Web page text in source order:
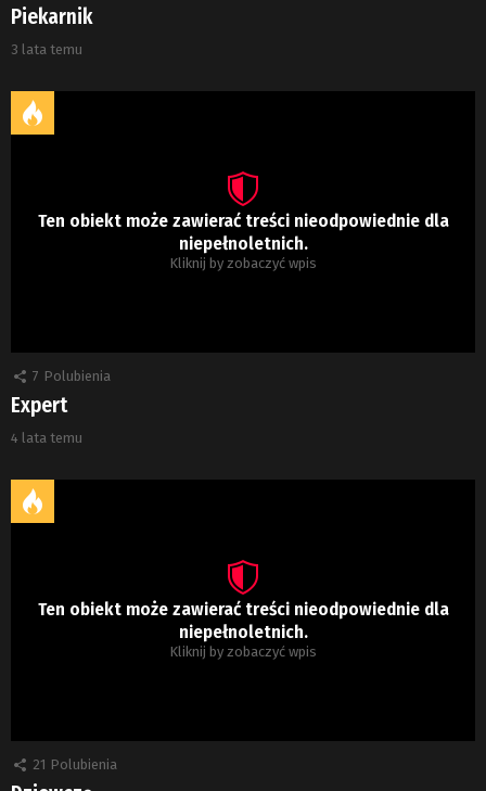
Piekarnik
3 lata temu
Ten obiekt może zawierać treści nieodpowiednie dla
niepełnoletnich.
Kliknij by zobaczyć wpis
7 Polubienia
Expert
4 lata temu
Ten obiekt może zawierać treści nieodpowiednie dla
niepełnoletnich.
Kliknij by zobaczyć wpis
21 Polubienia